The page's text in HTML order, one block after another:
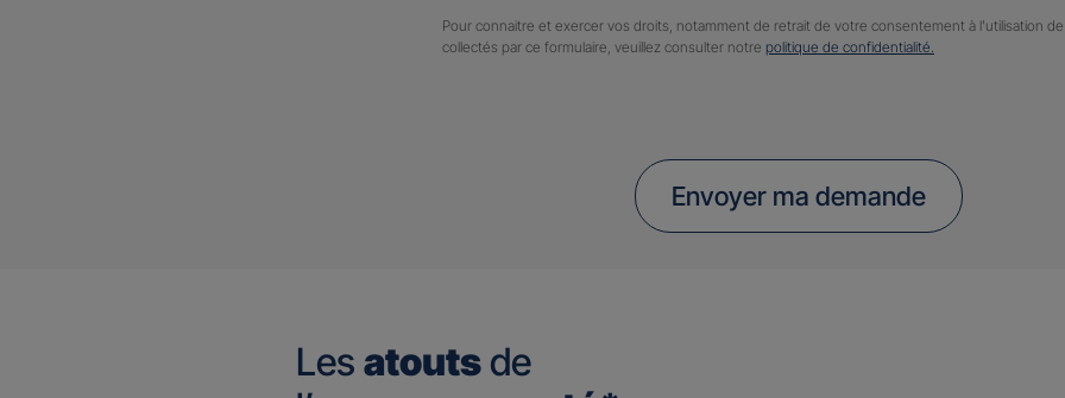
Pour connaitre et exercer vos droits, notamment de retrait de votre consentement à l'utilisation
collectés par ce formulaire, veuillez consulter notre politique de confidentialité.
Envoyer ma demande
Les atoutsde